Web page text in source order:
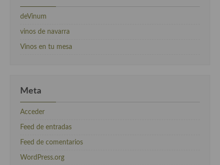
deVinum
vinos de navarra
Vinos en tu mesa
Meta
Acceder
Feed de entradas
Feed de comentarios
WordPress.org